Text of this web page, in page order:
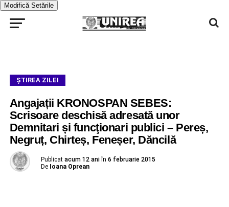
Modifică Setările
ŞTIREA ZILEI
Angajații KRONOSPAN SEBES:
Scrisoare deschisă adresată unor
Demnitari și funcţionari publici – Pereș,
Negruț, Chirteș, Feneșer, Dăncilă
Publicat acum 12 ani în 6 februarie 2015
De Ioana Oprean